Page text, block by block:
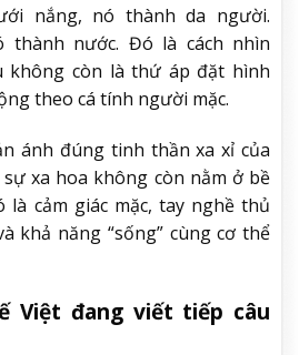
nắng, nó thành da người.
thành nước. Đó là cách nhìn
không còn là thứ áp đặt hình
theo cá tính người mặc.
ánh đúng tinh thần xa xỉ của
xa hoa không còn nằm ở bề
là cảm giác mặc, tay nghề thủ
khả năng “sống” cùng cơ thể
Việt đang viết tiếp câu